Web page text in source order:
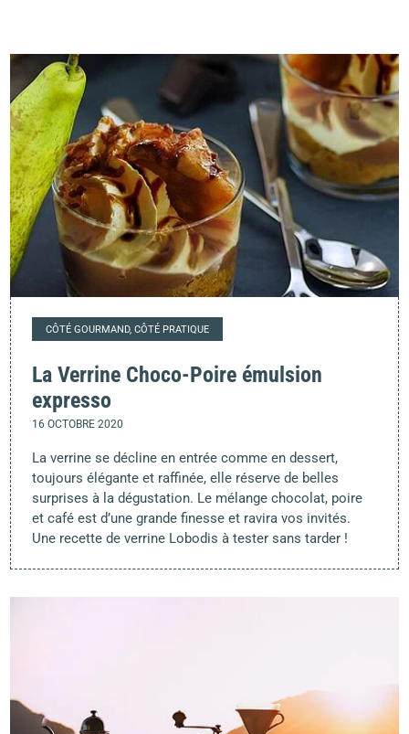
CÔTÉ GOURMAND, CÔTÉ PRATIQUE
La Verrine Choco-Poire émulsion
expresso
16 OCTOBRE 2020
La verrine se décline en entrée comme en dessert,
toujours élégante et raffinée, elle réserve de belles
surprises à la dégustation. Le mélange chocolat, poire
et café est d’une grande finesse et ravira vos invités.
Une recette de verrine Lobodis à tester sans tarder !